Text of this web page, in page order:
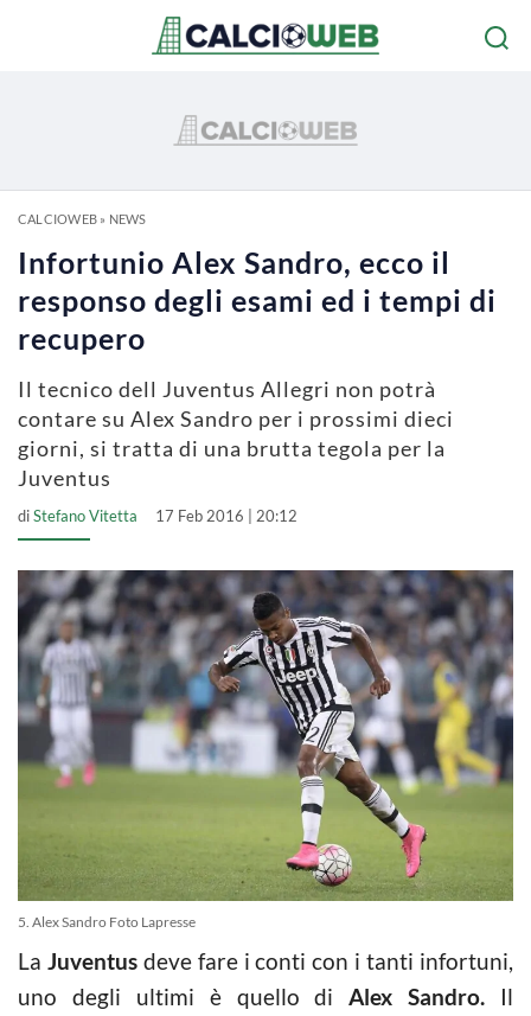
CALCIOWEB» NEWS
Infortunio Alex Sandro, ecco il
responso degli esami ed i tempi di
recupero
Il tecnico dell Juventus Allegri non potrà
contare su Alex Sandro per i prossimi dieci
giorni, si tratta di una brutta tegola per la
Juventus
diStefano Vitetta 17 Feb 2016 | 20:12
5. Alex Sandro Foto Lapresse
La Juventusdeve fare i conti con i tanti infortuni,
uno degli ultimi è quello diAlex Sandro. Il